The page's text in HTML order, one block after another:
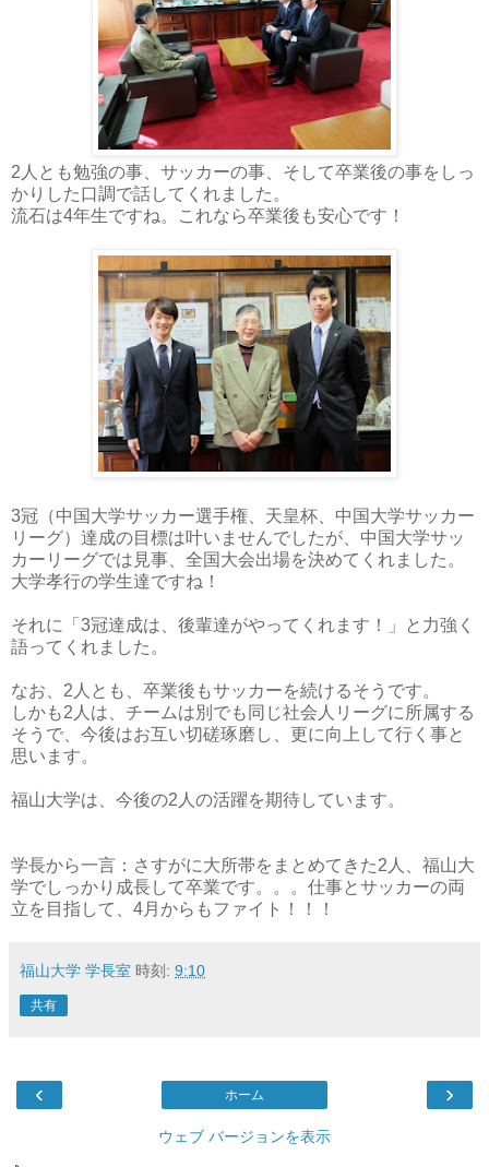
2人とも勉強の事、サッカーの事、そして卒業後の事をしっ
かりした口調で話してくれました。
流石は4年生ですね。これなら卒業後も安心です！
3冠（中国大学サッカー選手権、天皇杯、中国大学サッカー
リーグ）達成の目標は叶いませんでしたが、中国大学サッ
カーリーグでは見事、全国大会出場を決めてくれました。
大学孝行の学生達ですね！
それに「3冠達成は、後輩達がやってくれます！」と力強く
語ってくれました。
なお、2人とも、卒業後もサッカーを続けるそうです。
しかも2人は、チームは別でも同じ社会人リーグに所属する
そうで、今後はお互い切磋琢磨し、更に向上して行く事と
思います。
福山大学は、今後の2人の活躍を期待しています。
学長から一言：さすがに大所帯をまとめてきた2人、福山大
学でしっかり成長して卒業です。。。仕事とサッカーの両
立を目指して、4月からもファイト！！！
福山大学 学長室 時刻: 9:10
共有
‹ ›
ホーム
ウェブ バージョンを表示